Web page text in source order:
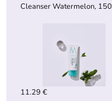
Cleanser Watermelon,
11.29 €